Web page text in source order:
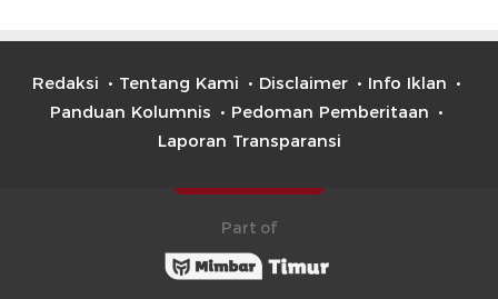
Redaksi Tentang Kami Disclaimer
Info Iklan
Panduan Kolumnis
Pedoman Pemberitaan
Laporan Transparansi
Part of